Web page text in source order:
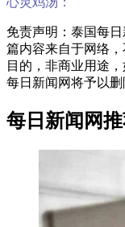
免责声明：泰国每
篇内容来自于网络
目的，非商业用途，
每日新闻网将予以删
每日新闻网